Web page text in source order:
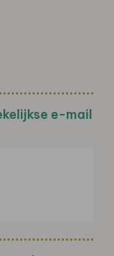
e-mail